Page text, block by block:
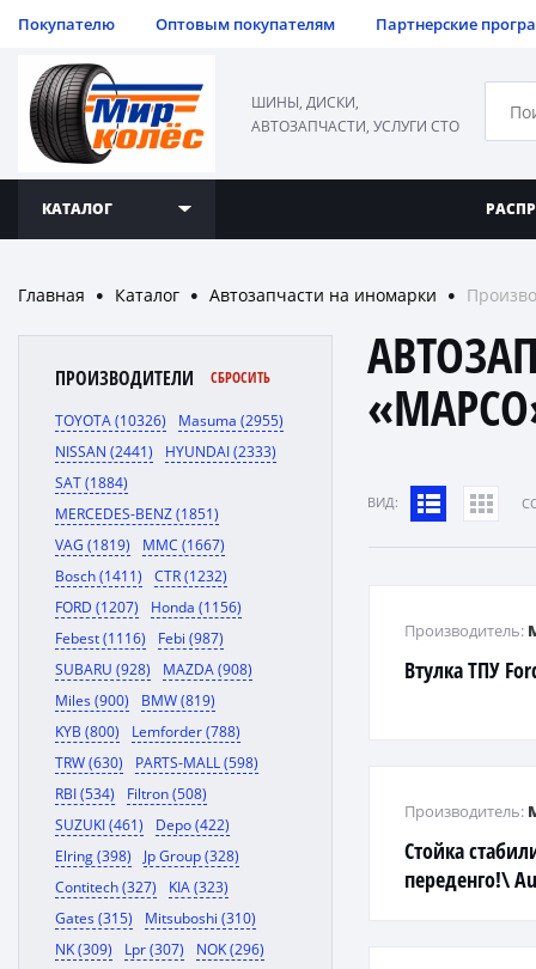
Покупателю Оптовым покупателям Партнерские
ШИНЫ, ДИСКИ,
АВТОЗАПЧАСТИ, УСЛУГИ СТО
КАТАЛОГ
Главная ● Каталог ● Автозапчасти на иномарки ●
ПРОИЗВОДИТЕЛИ СБРОСИТЬ
TOYOTA (10326)
Masuma (2955)
NISSAN (2441)
HYUNDAI (2333)
SAT (1884)
MERCEDES-BENZ (1851)
VAG (1819)
MMC (1667)
Bosch (1411)
CTR (1232)
FORD (1207)
Honda (1156)
Febest (1116)
Febi (987)
SUBARU (928)
MAZDA (908)
Miles (900)
BMW (819)
KYB (800)
Lemforder (788)
TRW (630)
PARTS-MALL (598)
RBI (534)
Filtron (508)
SUZUKI (461)
Depo (422)
Elring (398)
Jp Group (328)
Contitech (327)
KIA (323)
Gates (315)
Mitsuboshi (310)
NK (309)
Lpr (307)
NOK (296)
ВИД:
Втулка ТПУ
Производитель:
Стойка
переденго!\
Производитель: